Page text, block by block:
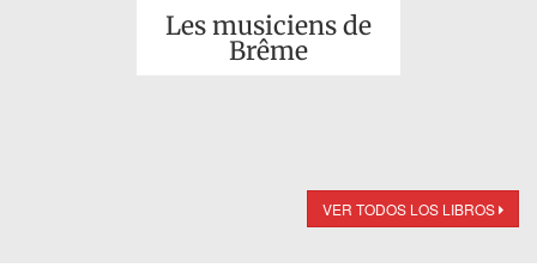
Les musiciens de
Brême
VER TODOS LOS LIBROS